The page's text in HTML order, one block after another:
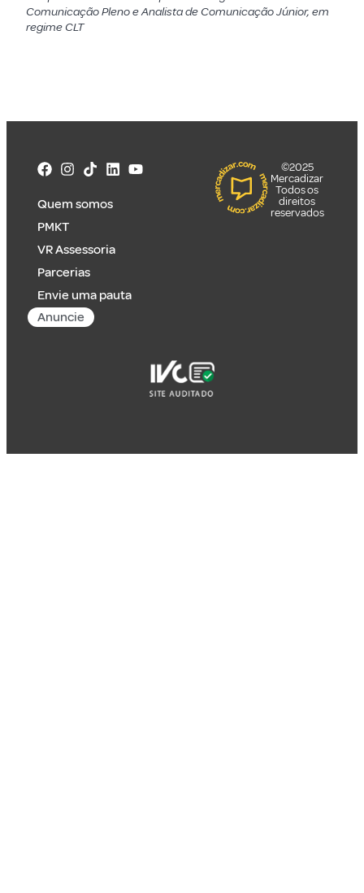
Comunicação Pleno e Analista de Comunicação Júnior, em
regime CLT
Quem somos
PMKT
VR Assessoria
Parcerias
Envie uma pauta
Anuncie
©2025
Mercadizar
Todos os
direitos
reservados